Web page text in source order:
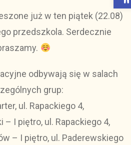
już w ten piątek (22.08)
przedszkola. Serdecznie
odbywają się w salach
grup:
ul. Rapackiego 4,
– I piętro, ul. Rapackiego 4,
– I piętro, ul. Paderewskiego